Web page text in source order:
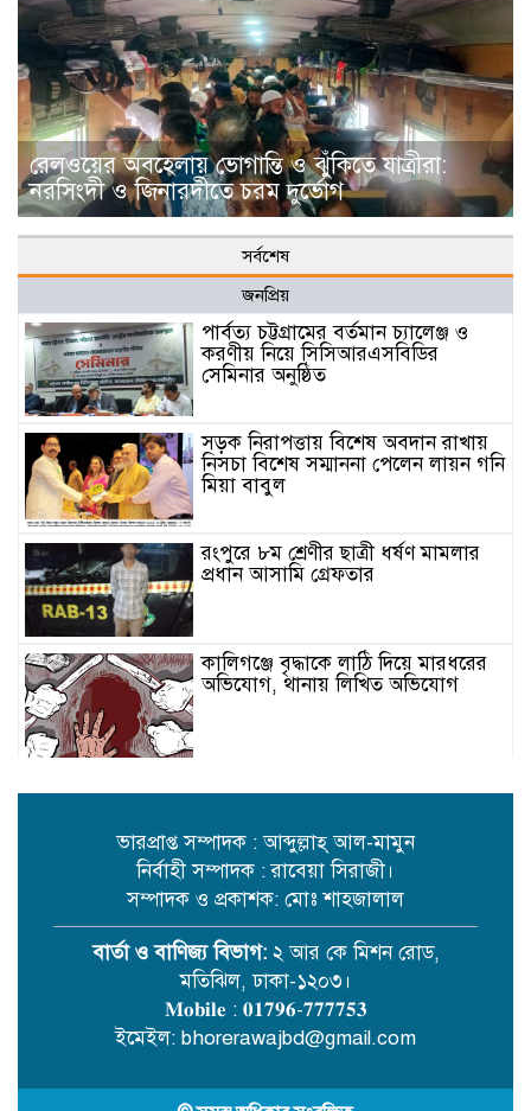
রেলওয়ের অবহেলায় ভোগান্তি ও ঝুঁকিতে যাত্রীরা:
নরসিংদী ও জিনারদীতে চরম দুর্ভোগ
সর্বশেষ
জনপ্রিয়
পার্বত্য চট্টগ্রামের বর্তমান চ্যালেঞ্জ ও
করণীয় নিয়ে সিসিআরএসবিডির
সেমিনার অনুষ্ঠিত
সড়ক নিরাপত্তায় বিশেষ অবদান রাখায়
নিসচা বিশেষ সম্মাননা পেলেন লায়ন গনি
মিয়া বাবুল
রংপুরে ৮ম শ্রেণীর ছাত্রী ধর্ষণ মামলার
প্রধান আসামি গ্রেফতার
কালিগঞ্জে বৃদ্ধাকে লাঠি দিয়ে মারধরের
অভিযোগ, থানায় লিখিত অভিযোগ
জামালপুর বকশীগঞ্জ পুরাতন কারাগারে
রেলওয়ের অবহেলায় ভোগান্তি ও ঝুঁকিতে
যাত্রীরা: নরসিংদী ও জিনারদীতে চরম
দুর্ভোগ
কবিতা /ছোট গল্প/ এম এম মিজান
ভারপ্রাপ্ত সম্পাদক : আব্দুল্লাহ্ আল-মামুন
নির্বাহী সম্পাদক : রাবেয়া সিরাজী।
সম্পাদক ও প্রকাশক: মোঃ শাহজালাল
বার্তা ও বাণিজ্য বিভাগ: ২ আর কে মিশন রোড,
মতিঝিল, ঢাকা-১২০৩।
𝐌𝐨𝐛𝐢𝐥𝐞 : 𝟎𝟏𝟕𝟗𝟔-𝟕𝟕𝟕𝟕𝟓𝟑
ইমেইল: bhorerawajbd@gmail.com